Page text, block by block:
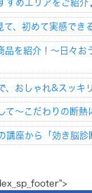
すめエリアをご紹介
て、初めて実感でき
品を紹介！～日々お
、おしゃれ&スッキ
て～こだわりの断熱
講座から「効き脳